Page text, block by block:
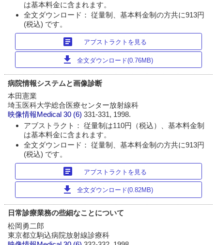
は基本料金に含まれます。
全文ダウンロード： 従量制、基本料金制の方共に913円
(税込) です。
article アブストラクトを見る
download 全文ダウンロード(0.76MB)
病院情報システムと画像診断
本田憲業
埼玉医科大学総合医療センター放射線科
映像情報Medical 30 (6)331-331, 1998.
アブストラクト： 従量制は110円（税込）、基本料金制
は基本料金に含まれます。
全文ダウンロード： 従量制、基本料金制の方共に913円
(税込) です。
article アブストラクトを見る
download 全文ダウンロード(0.82MB)
日常診療業務の些細なことについて
松岡勇二郎
東京都立駒込病院放射線診療科